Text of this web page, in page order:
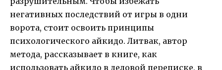
негативных последствий от игры в одни
ворота, стоит освоить принципы
психологического айкидо. Литвак, автор
метода, рассказывает в книге, как
использовать айкидо в деловой переписке, в